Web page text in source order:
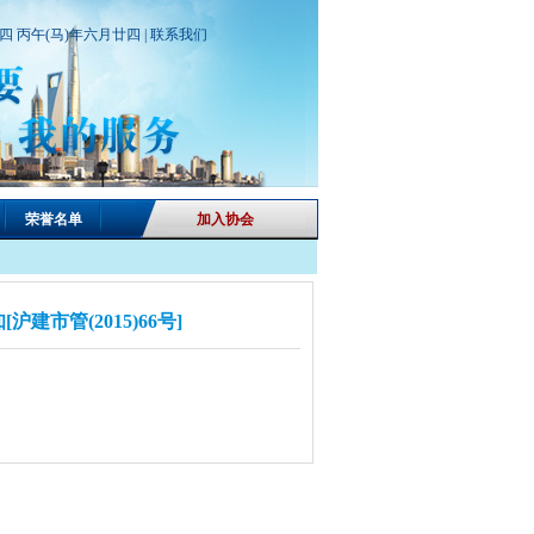
丙午(马)年六月廿四 | 联系我们
荣誉名单 加入协会
建市管(2015)66号]